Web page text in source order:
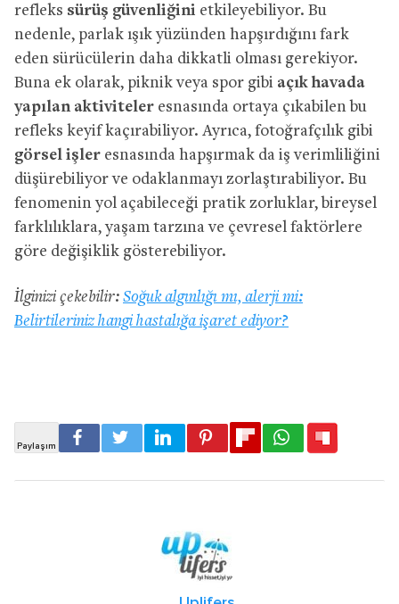
refleks sürüş güvenliğini etkileyebiliyor. Bu
nedenle, parlak ışık yüzünden hapşırdığını fark
eden sürücülerin daha dikkatli olması gerekiyor.
Buna ek olarak, piknik veya spor gibi açık havada
yapılan aktiviteler esnasında ortaya çıkabilen bu
refleks keyif kaçırabiliyor. Ayrıca, fotoğrafçılık gibi
görsel işler esnasında hapşırmak da iş verimliliğini
düşürebiliyor ve odaklanmayı zorlaştırabiliyor. Bu
fenomenin yol açabileceği pratik zorluklar, bireysel
farklılıklara, yaşam tarzına ve çevresel faktörlere
göre değişiklik gösterebiliyor.
İlginizi çekebilir: Soğuk algınlığı mı, alerji mi:
Belirtileriniz hangi hastalığa işaret ediyor?